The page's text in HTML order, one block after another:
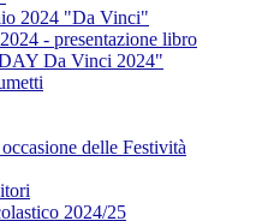
2024 "Da Vinci"
- presentazione libro
Da Vinci 2024"
delle Festività
2024/25